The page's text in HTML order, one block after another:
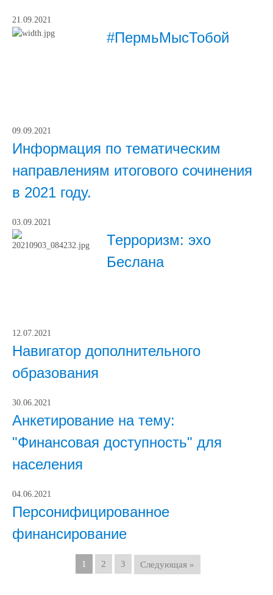
21.09.2021
#ПермьМысТобой
09.09.2021
Информация по тематическим
направлениям итогового сочинения
в 2021 году.
03.09.2021
Терроризм: эхо
Беслана
12.07.2021
Навигатор дополнительного
образования
30.06.2021
Анкетирование на тему:
"Финансовая доступность" для
населения
04.06.2021
Персонифицированное
финансирование
1 2 3 Следующая »